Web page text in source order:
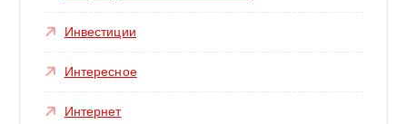
Инвестиции
Интересное
Интернет